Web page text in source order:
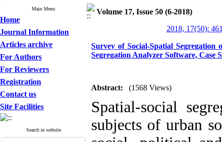
Main Menu
Home
Journal Information
Articles archive
For Authors
For Reviewers
Registration
Contact us
Site Facilities
Search in website
Volume 17, Issue 50 (6-2018)
2018, 17(50):
Survey of Social-Spatial
Segregation Analyzer Software,
Abstract: (1568 Views)
Spatial-social
subjects of urban